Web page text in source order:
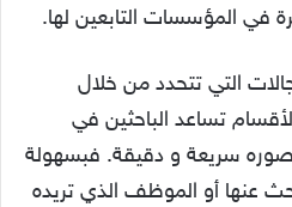
في المؤسسات التابعين لها.
التي تتحدد من خلال
تساعد الباحثين في
سريعة و دقيقة. فبسهولة
عنها أو الموظف الذي تريده